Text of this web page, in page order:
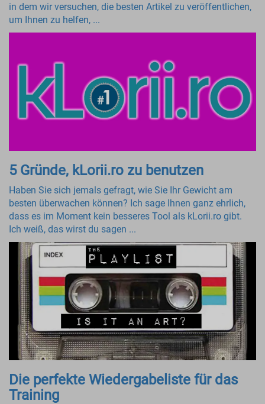
in dem wir versuchen, die besten Artikel zu veröffentlichen,
um Ihnen zu helfen, ...
5 Gründe, kLorii.ro zu benutzen
Haben Sie sich jemals gefragt, wie Sie Ihr Gewicht am
besten überwachen können? Ich sage Ihnen ganz ehrlich,
dass es im Moment kein besseres Tool als kLorii.ro gibt.
Ich weiß, das wirst du sagen ...
Die perfekte Wiedergabeliste für das
Training